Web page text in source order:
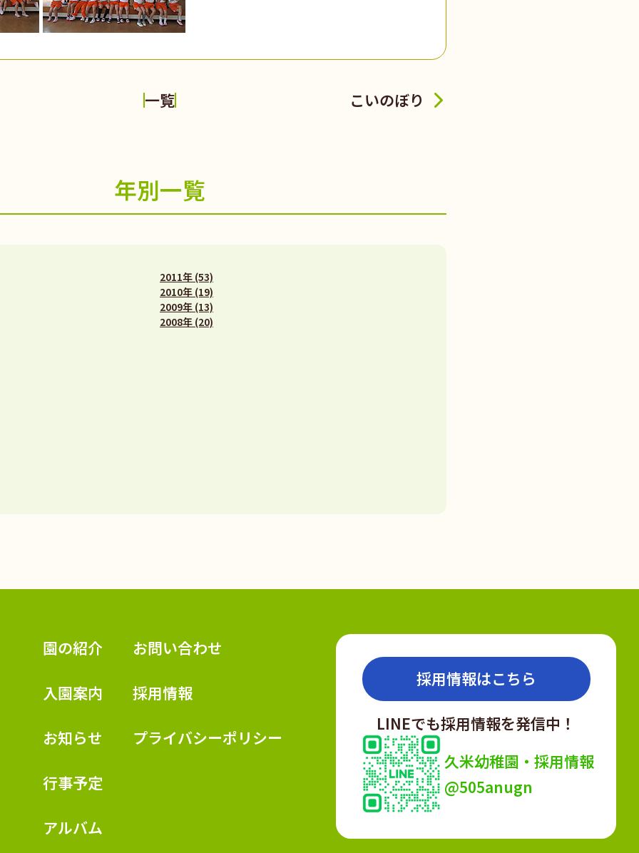
一覧 こいのぼり
年別一覧
2011年 (53)
2010年 (19)
2009年 (13)
2008年 (20)
定こども園 学校法人久米幼稚園
園の紹介
入園案内
お知らせ
行事予定
アルバム
お問い合わせ
採用情報
プライバシーポリシー
採用情報はこちら
LINEでも採用情報を発信中！
久米幼稚園・採用情報
@505anugn